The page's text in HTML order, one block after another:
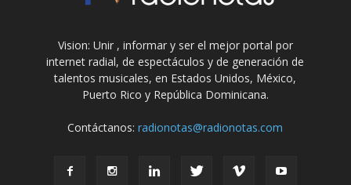
Vision: Unir , informar y ser el mejor portal por
internet radial, de espectáculos y de generación de
talentos musicales, en Estados Unidos, México,
Puerto Rico y República Dominicana.
Contáctanos:radionotas@radionotas.com